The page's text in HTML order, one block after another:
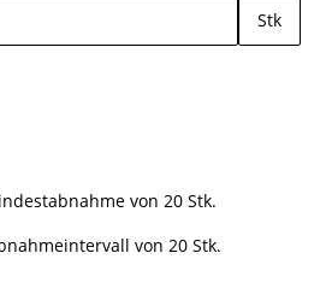
Stk
von 20 Stk.
von 20 Stk.